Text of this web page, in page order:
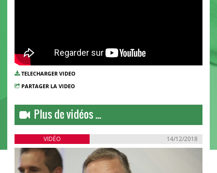
TELECHARGER VIDEO
PARTAGER LA VIDEO
Plus de vidéos ...
VIDÉO 14/12/2018